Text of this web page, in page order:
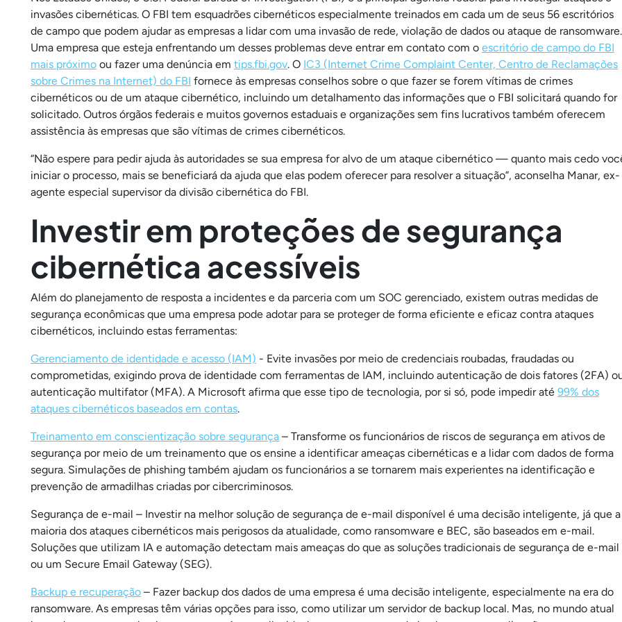
invasões cibernéticas. O FBI tem esquadrões cibernéticos especialmente treinados em cada um de seus 56 escritórios
de campo que podem ajudar as empresas a lidar com uma invasão de rede, violação de dados ou ataque de ransomware.
Uma empresa que esteja enfrentando um desses problemas deve entrar em contato com o escritório de campo do FBI
mais próximo ou fazer uma denúncia em tips.fbi.gov. O IC3 (Internet Crime Complaint Center, Centro de Reclamações
sobre Crimes na Internet) do FBI fornece às empresas conselhos sobre o que fazer se forem vítimas de crimes
cibernéticos ou de um ataque cibernético, incluindo um detalhamento das informações que o FBI solicitará quando for
solicitado. Outros órgãos federais e muitos governos estaduais e organizações sem fins lucrativos também oferecem
assistência às empresas que são vítimas de crimes cibernéticos.
“Não espere para pedir ajuda às autoridades se sua empresa for alvo de um ataque cibernético — quanto mais cedo
iniciar o processo, mais se beneficiará da ajuda que elas podem oferecer para resolver a situação”, aconselha Manar, ex-
agente especial supervisor da divisão cibernética do FBI.
Investir em proteções de segurança
cibernética acessíveis
Além do planejamento de resposta a incidentes e da parceria com um SOC gerenciado, existem outras medidas de
segurança econômicas que uma empresa pode adotar para se proteger de forma eficiente e eficaz contra ataques
cibernéticos, incluindo estas ferramentas:
Gerenciamento de identidade e acesso (IAM) - Evite invasões por meio de credenciais roubadas, fraudadas ou
comprometidas, exigindo prova de identidade com ferramentas de IAM, incluindo autenticação de dois fatores (2FA)
autenticação multifator (MFA). A Microsoft afirma que esse tipo de tecnologia, por si só, pode impedir até 99% dos
ataques cibernéticos baseados em contas.
Treinamento em conscientização sobre segurança – Transforme os funcionários de riscos de segurança em ativos de
segurança por meio de um treinamento que os ensine a identificar ameaças cibernéticas e a lidar com dados de forma
segura. Simulações de phishing também ajudam os funcionários a se tornarem mais experientes na identificação e
prevenção de armadilhas criadas por cibercriminosos.
Segurança de e-mail – Investir na melhor solução de segurança de e-mail disponível é uma decisão inteligente, já que a
maioria dos ataques cibernéticos mais perigosos da atualidade, como ransomware e BEC, são baseados em e-mail.
Soluções que utilizam IA e automação detectam mais ameaças do que as soluções tradicionais de segurança de e-mail
ou um Secure Email Gateway (SEG).
Backup e recuperação – Fazer backup dos dados de uma empresa é uma decisão inteligente, especialmente na era do
ransomware. As empresas têm várias opções para isso, como utilizar um servidor de backup local. Mas, no mundo atual